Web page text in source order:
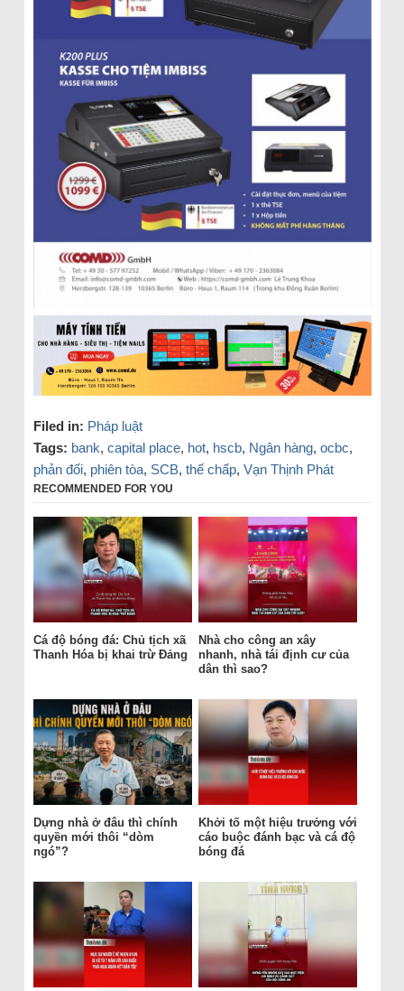
Filed in: Pháp luật
Tags: bank, capital place, hot, hscb, Ngân hàng, ocbc,
phản đối, phiên tòa, SCB, thế chấp, Vạn Thịnh Phát
RECOMMENDED FOR YOU
Cá độ bóng đá: Chủ tịch xã
Thanh Hóa bị khai trừ Đảng
Nhà cho công an xây
nhanh, nhà tái định cư của
dân thì sao?
Dựng nhà ở đâu thì chính
quyền mới thôi “dòm
ngó”?
Khởi tố một hiệu trưởng với
cáo buộc đánh bạc và cá độ
bóng đá